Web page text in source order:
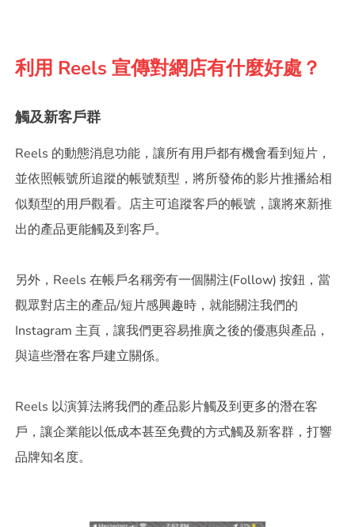
利用 Reels 宣傳對網店有什麼好處？
觸及新客戶群
Reels 的動態消息功能，讓所有用戶都有機會看到短片，
並依照帳號所追蹤的帳號類型，將所發佈的影片推播給相
似類型的用戶觀看。店主可追蹤客戶的帳號，讓將來新推
出的產品更能觸及到客戶。
另外，Reels 在帳戶名稱旁有一個關注(Follow) 按鈕，當
觀眾對店主的產品/短片感興趣時，就能關注我們的
Instagram 主頁，讓我們更容易推廣之後的優惠與產品，
與這些潛在客戶建立關係。
Reels 以演算法將我們的產品影片觸及到更多的潛在客
戶，讓企業能以低成本甚至免費的方式觸及新客群，打響
品牌知名度。